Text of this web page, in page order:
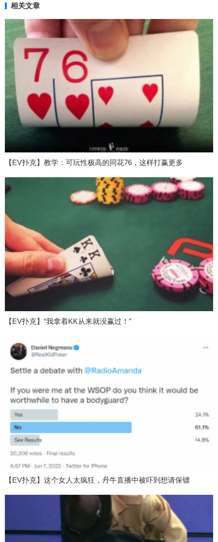
相关文章
【EV扑克】教学：可玩性极高的同花76，这样打赢更多
【EV扑克】“我拿着KK从来就没赢过！”
【EV扑克】这个女人太疯狂，丹牛直播中被吓到想请保镖